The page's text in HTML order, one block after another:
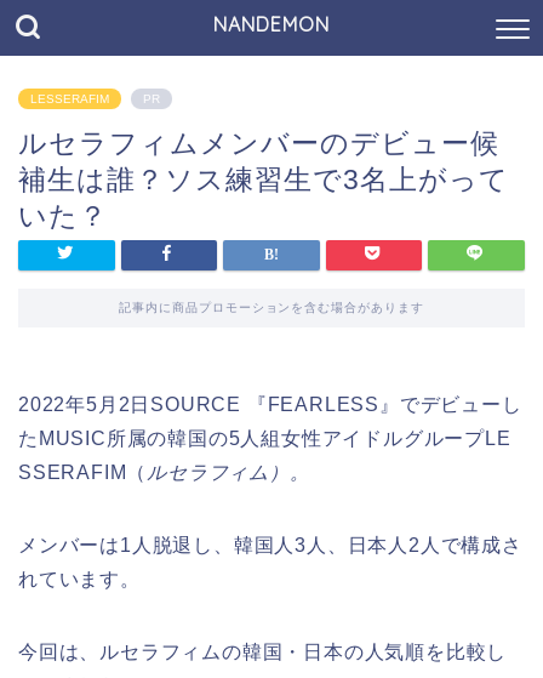
NANDEMON
LESSERAFIM PR
ルセラフィムメンバーのデビュー候
補生は誰？ソス練習生で3名上がって
いた？
記事内に商品プロモーションを含む場合があります
2022年5月2日SOURCE 『FEARLESS』でデビューし
たMUSIC所属の韓国の5人組女性アイドルグループLE
SSERAFIM（ ルセラフィム）。
メンバーは1人脱退し、韓国人3人、日本人2人で構成さ
れています。
今回は、ルセラフィムの韓国・日本の人気順を比較し